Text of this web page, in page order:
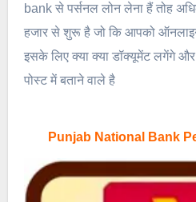
bank से पर्सनल लोन लेना हैं तोह
हजार से शुरू है जो कि आपको
इसके लिए क्या क्या डॉक्यूमेंट लगेंगे
पोस्ट में बताने वाले है
Punjab National Bank